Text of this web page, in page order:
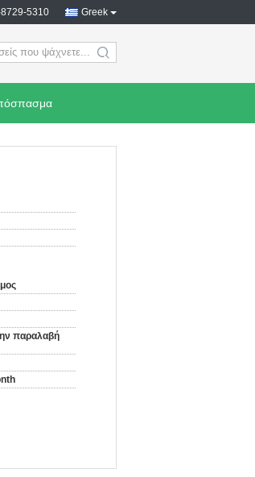
Greek
5310
search
παραλαβή